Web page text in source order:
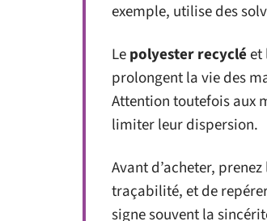
exemple, utilise des
Lepolyester recycléet
prolongent la vie des
Attention toutefois aux
limiter leur dispersion.
Avant d’acheter,
traçabilité, et de
signe souvent la